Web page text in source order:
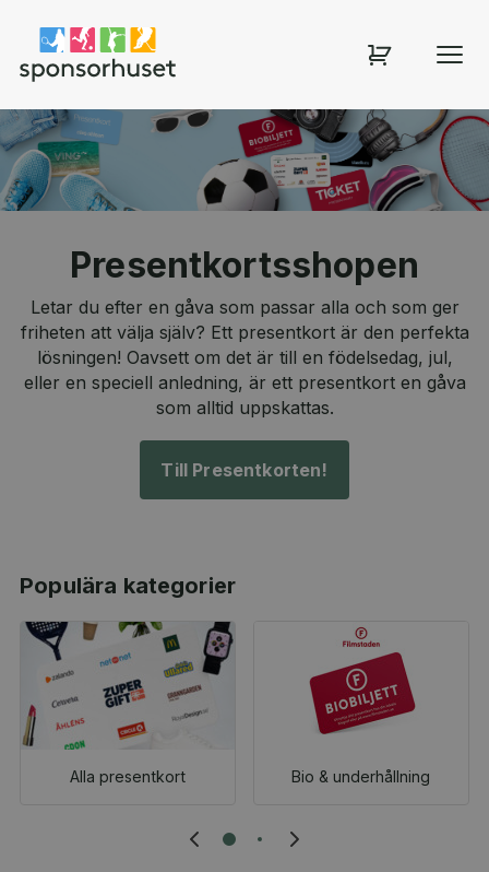
Sponsorhuset shop
Presentkortsshopen
Letar du efter en gåva som passar alla och som ger
friheten att välja själv? Ett presentkort är den perfekta
lösningen! Oavsett om det är till en födelsedag, jul,
eller en speciell anledning, är ett presentkort en gåva
som alltid uppskattas.
Till Presentkorten!
Populära kategorier
Alla presentkort Bio & underhållning